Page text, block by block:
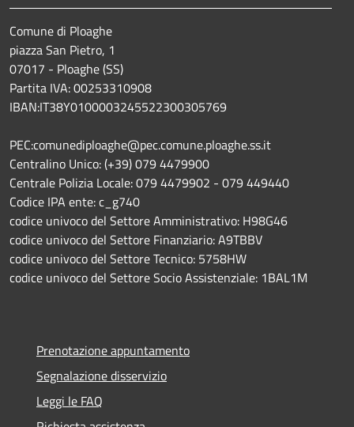
Comune di Ploaghe
piazza San Pietro, 1
07017 - Ploaghe (SS)
Partita IVA: 00253310908
IBAN:IT38Y0100003245522300305769
PEC:comunediploaghe@pec.comune.ploaghe.ss.it
Centralino Unico: (+39) 079 4479900
Centrale Polizia Locale: 079 4479902 - 079 449440
Codice IPA ente: c_g740
codice univoco del Settore Amministrativo: H98G46
codice univoco del Settore Finanziario: A9TBBV
codice univoco del Settore Tecnico: 5758HW
codice univoco del Settore Socio Assistenziale: 1BAL1M
Prenotazione appuntamento
Segnalazione disservizio
Leggi le FAQ